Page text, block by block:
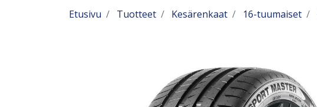
Etusivu Tuotteet Kesärenkaat 16-tuumaiset